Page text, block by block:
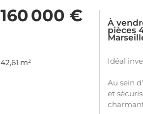
160 000 €
42,61 m²
À
pièces
Idéal
Au sein
et